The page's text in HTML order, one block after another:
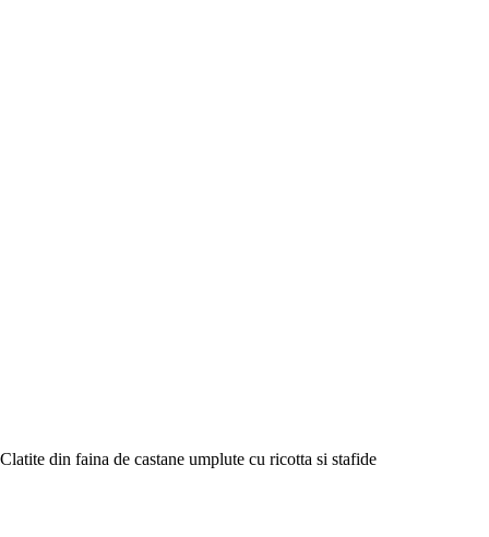
Clatite din faina de castane umplute cu ricotta si stafide